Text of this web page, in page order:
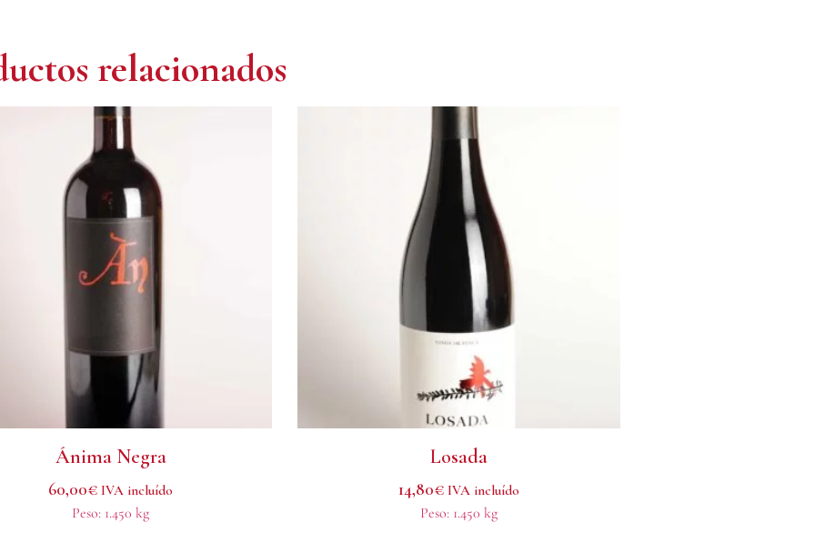
relacionados
Ánima Negra
60,00€ IVA incluído
Peso: 1.450 kg
Losada
14,80€ IVA incluído
Peso: 1.450 kg